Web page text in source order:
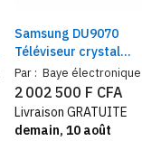
Samsung DU9070
Téléviseur crystal
processor 98", 4K
Smart TV, UHD
Par : Baye électronique
2 002 500 F CFA
Livraison GRATUITE
demain, 10 août